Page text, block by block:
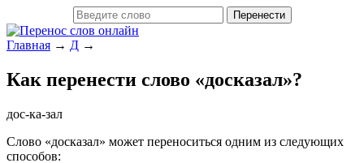
Главная → Д →
Как перенести слово «досказал»?
дос-ка-зал
Слово «досказал» может переноситься одним из следующих
способов: